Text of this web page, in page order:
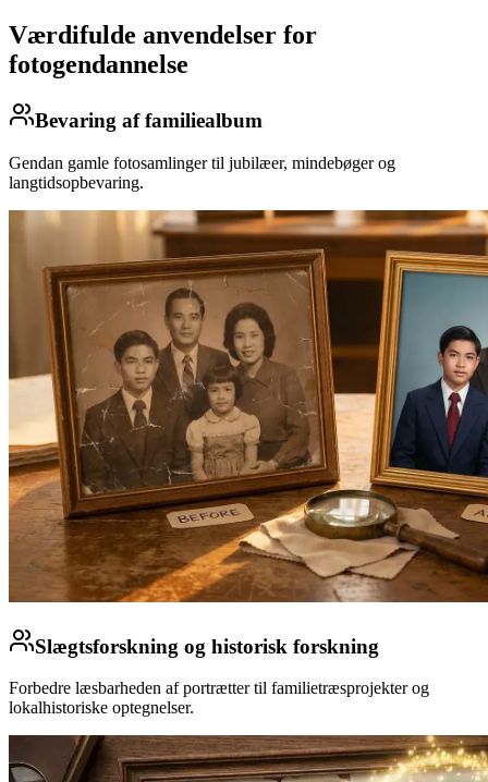
Værdifulde anvendelser for
fotogendannelse
Bevaring af familiealbum
Gendan gamle fotosamlinger til jubilæer, mindebøger og
langtidsopbevaring.
Slægtsforskning og historisk forskning
Forbedre læsbarheden af portrætter til familietræsprojekter og
lokalhistoriske optegnelser.